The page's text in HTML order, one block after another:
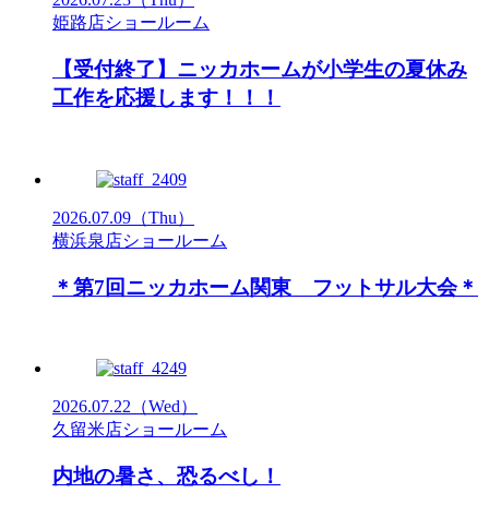
姫路店ショールーム
【受付終了】ニッカホームが小学生の夏休み
工作を応援します！！！
2026.07.09 （Thu）
横浜泉店ショールーム
＊第7回ニッカホーム関東 フットサル大会＊
2026.07.22 （Wed）
久留米店ショールーム
内地の暑さ、恐るべし！